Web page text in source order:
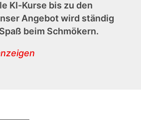
KI-Kurse bis zu den
Angebot wird ständig
beim Schmökern.